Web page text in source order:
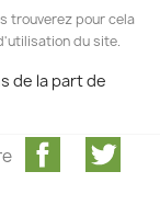
trouverez pour cela
du site.
de la part de
Facebook